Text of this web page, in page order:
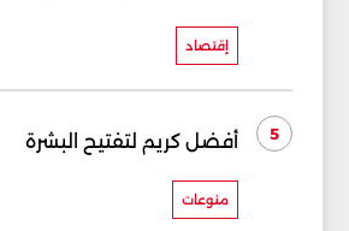
إقتصاد
5 أفضل كريم لتفتيح البشرة
منوعات